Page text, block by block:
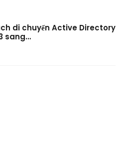
di chuyển Active Directory
sang…